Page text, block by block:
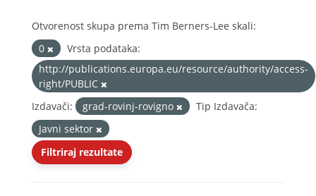
Otvorenost skupa prema Tim Berners-Lee skali:
0
Vrsta podataka:
http://publications.europa.eu/resource/authority/access-
right/PUBLIC
Izdavači:
grad-rovinj-rovigno
Tip Izdavača:
Javni sektor
Filtriraj rezultate